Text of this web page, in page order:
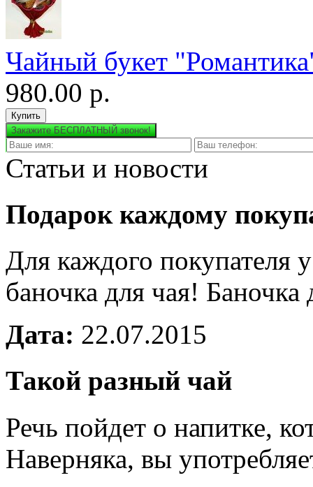
Чайный букет
980.00 р.
Закажите БЕСПЛАТНЫЙ звонок!
Статьи и новости
Подарок каждому
Для каждого покупателя
баночка для чая!
Дата: 22.07.2015
Такой разный чай
Речь пойдет о напитке,
Наверняка, вы